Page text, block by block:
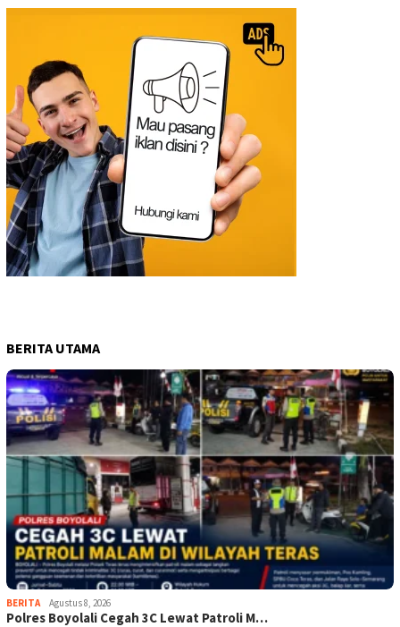
BERITA UTAMA
BERITA Agustus 8, 2026
Polres Boyolali Cegah 3C Lewat Patroli M…